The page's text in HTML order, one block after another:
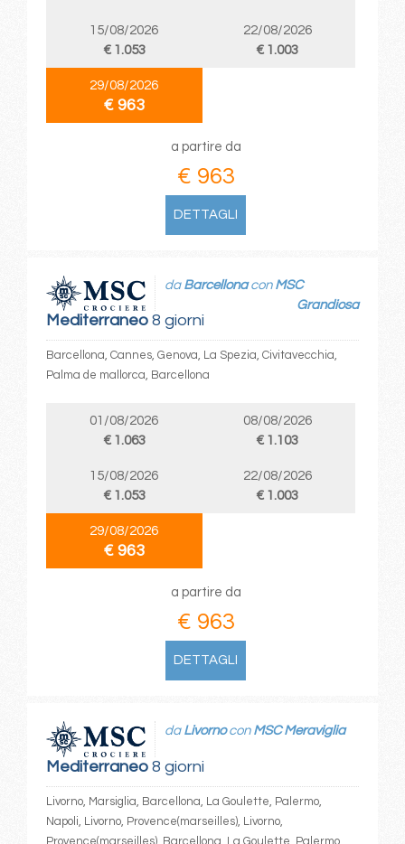
15/08/2026
€ 1.053
22/08/2026
€ 1.003
29/08/2026
€ 963
a partire da
€ 963
DETTAGLI
Mediterraneo8 giorni
da Barcellonacon MSC
Grandiosa
Barcellona, Cannes, Genova, La Spezia, Civitavecchia,
Palma de mallorca, Barcellona
01/08/2026
€ 1.063
08/08/2026
€ 1.103
15/08/2026
€ 1.053
22/08/2026
€ 1.003
29/08/2026
€ 963
a partire da
€ 963
DETTAGLI
Mediterraneo8 giorni
da Livornocon MSC Meraviglia
Livorno, Marsiglia, Barcellona, La Goulette, Palermo,
Napoli, Livorno, Provence(marseilles), Livorno,
Provence(marseilles), Barcellona, La Goulette, Palermo,